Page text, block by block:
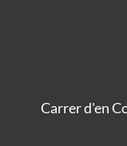
Carrer d'en